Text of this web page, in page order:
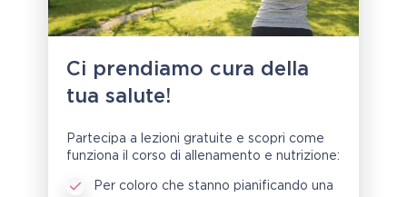
Ci prendiamo cura della
tua salute!
Partecipa a lezioni gratuite e scopri come
funziona il corso di allenamento e nutrizione:
Per coloro che stanno pianificando una